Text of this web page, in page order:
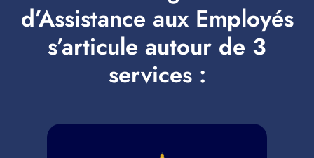
d’Assistance aux Employés
s’articule autour de 3
services :